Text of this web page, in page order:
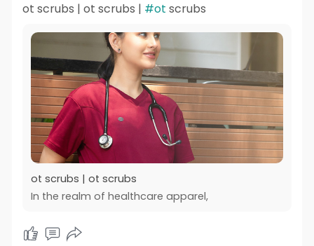
ot scrubs | ot scrubs | #ot scrubs
ot scrubs | ot scrubs
In the realm of healthcare apparel,